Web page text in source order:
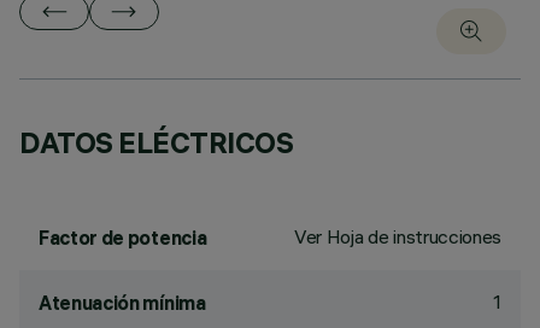
DATOS ELÉCTRICOS
Factor de potencia Ver Hoja de instrucciones
Atenuación mínima 1